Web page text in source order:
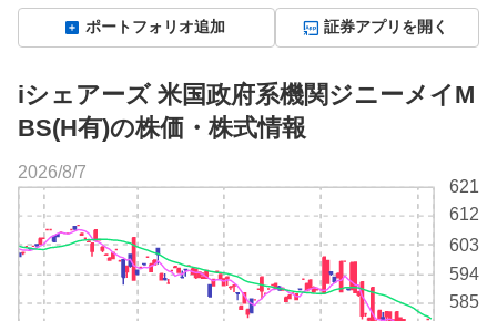
ポートフォリオ追加 証券アプリを開く
iシェアーズ 米国政府系機関ジニーメイM
BS(H有)の株価・株式情報
585
594
603
612
621
2026/8/7